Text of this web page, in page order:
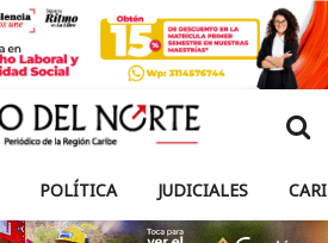
POLÍTICA JUDICIALES